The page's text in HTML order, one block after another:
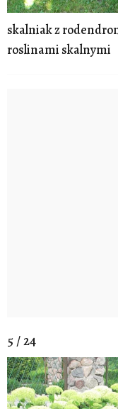
skalniak z
roslinami skalnymi
5 / 24